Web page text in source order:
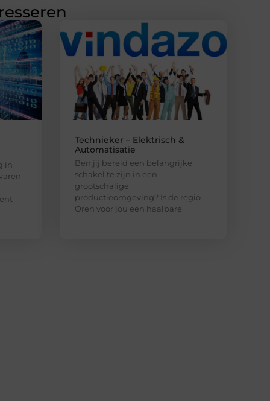
in
Technieker – Elektrisch &
Automatisatie
Ben jij bereid een belangrijke
schakel te zijn in een
grootschalige
productieomgeving? Is de regio
Oren voor jou een haalbare